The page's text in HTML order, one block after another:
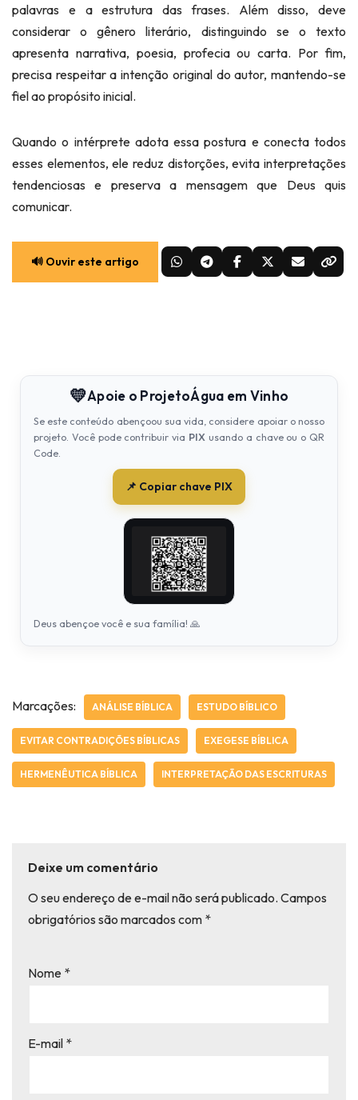
palavras e a estrutura das frases. Além disso, deve
considerar o gênero literário, distinguindo se o texto
apresenta narrativa, poesia, profecia ou carta. Por fim,
precisa respeitar a intenção original do autor, mantendo-se
fiel ao propósito inicial.
Quando o intérprete adota essa postura e conecta todos
esses elementos, ele reduz distorções, evita interpretações
tendenciosas e preserva a mensagem que Deus quis
comunicar.
🔊 Ouvir este artigo
💛Apoie o ProjetoÁgua em Vinho
Se este conteúdo abençoou sua vida, considere apoiar o nosso
projeto. Você pode contribuir via PIX usando a chave ou o QR
Code.
📌 Copiar chave PIX
Deus abençoe você e sua família! 🙏
Marcações: ANÁLISE BÍBLICA ESTUDO BÍBLICO
EVITAR CONTRADIÇÕES BÍBLICAS EXEGESE BÍBLICA
HERMENÊUTICA BÍBLICA INTERPRETAÇÃO DAS ESCRITURAS
Deixe um comentário
O seu endereço de e-mail não será publicado. Campos
obrigatórios são marcados com *
Nome *
E-mail *